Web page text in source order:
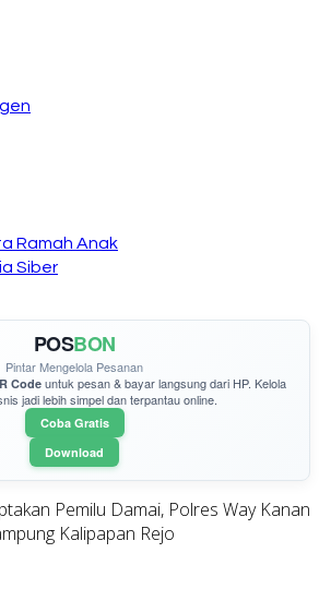
Ramah Anak
Siber
POSBON
Pintar Mengelola Pesanan
Codeuntuk pesan & bayar langsung dari HP. Kelola
jadi lebih simpel dan terpantau online.
Coba Gratis
Download
Pemilu Damai, Polres Way Kanan
Kalipapan Rejo